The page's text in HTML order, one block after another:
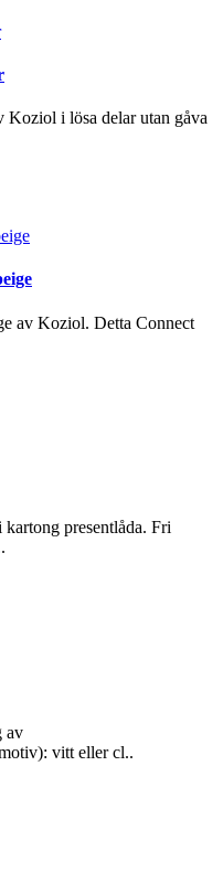
Koziol i lösa delar utan gåva
av Koziol. Detta Connect
presentlåda. Fri
av
vitt eller cl..